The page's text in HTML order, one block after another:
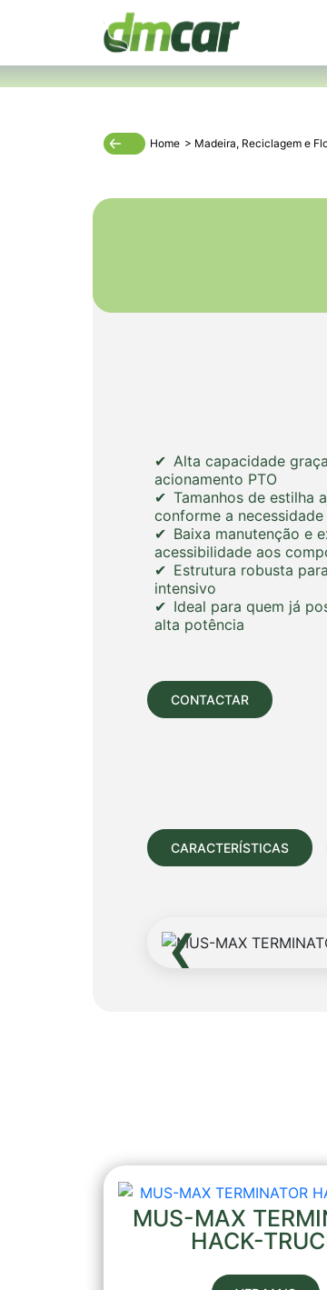
Home > Madeira, Reciclagem e
Alta capacidade
acionamento PTO
Tamanhos de estilha
conforme a necessidade
Baixa manutenção e
acessibilidade aos
Estrutura robusta
intensivo
Ideal para quem já
alta potência
CONTACTAR
CARACTERÍSTICAS
‹
MUS-MAX
HACK-